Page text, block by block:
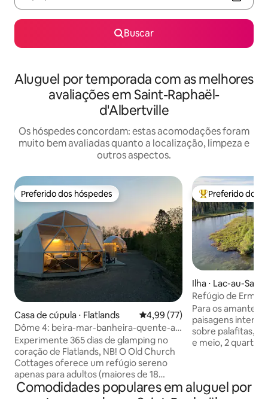
Buscar
Aluguel por temporada com as melhores
avaliações em Saint-Raphaël-
d'Albertville
Os hóspedes concordam: estas acomodações foram
muito bem avaliadas quanto a localização, limpeza e
outros aspectos.
Preferido dos hóspedes
Preferido dos hóspedes
Casa de cúpula ⋅ Flatlands 4,99 de uma avaliação média
4,99 (77)
Dôme 4: beira-mar-banheira-quente-ar-
condicionado-churrasqueira-cozinha-
banheiro
Experimente 365 dias de glamping no
coração de Flatlands, NB! O Old Church
Cottages oferece um refúgio sereno
apenas para adultos (maiores de 18
anos), isolado para temperaturas de
Entre os
Preferido dos
Ilha ⋅ Lac-au-
Refúgio de
Para os amantes
paisagens intensas. Pequeno
sobre palafitas,
e meio, 2
Angus, acessível
Comodidades populares em aluguel por